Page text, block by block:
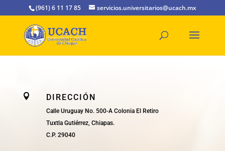
(961) 6 11 17 85 servicios.universitarios@ucach.mx
 DIRECCIÓN
Calle Uruguay No. 500-A Colonia El Retiro
Tuxtla Gutiérrez, Chiapas.
C.P. 29040